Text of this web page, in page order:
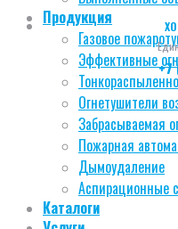
Продукция
Газовое
Эффективные
Огнетушители
Забрасываемая
Пожарная
Дымоудаление
Аспирационные
Каталоги
+7